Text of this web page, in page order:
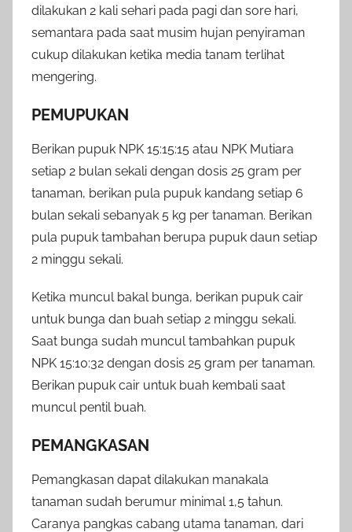
dilakukan 2 kali sehari pada pagi dan sore hari,
semantara pada saat musim hujan penyiraman
cukup dilakukan ketika media tanam terlihat
mengering.
PEMUPUKAN
Berikan pupuk NPK 15:15:15 atau NPK Mutiara
setiap 2 bulan sekali dengan dosis 25 gram per
tanaman, berikan pula pupuk kandang setiap 6
bulan sekali sebanyak 5 kg per tanaman. Berikan
pula pupuk tambahan berupa pupuk daun setiap
2 minggu sekali.
Ketika muncul bakal bunga, berikan pupuk cair
untuk bunga dan buah setiap 2 minggu sekali.
Saat bunga sudah muncul tambahkan pupuk
NPK 15:10:32 dengan dosis 25 gram per tanaman.
Berikan pupuk cair untuk buah kembali saat
muncul pentil buah.
PEMANGKASAN
Pemangkasan dapat dilakukan manakala
tanaman sudah berumur minimal 1,5 tahun.
Caranya pangkas cabang utama tanaman, dari